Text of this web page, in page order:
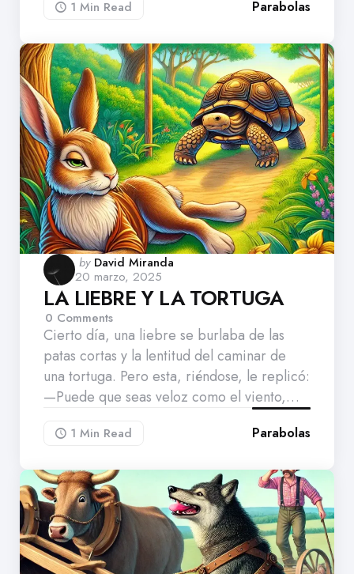
1 Min Read Parabolas
Posted
by
by David Miranda
20 marzo, 2025
LA LIEBRE Y LA TORTUGA
0 Comments
Cierto día, una liebre se burlaba de las
patas cortas y la lentitud del caminar de
una tortuga. Pero esta, riéndose, le replicó:
—Puede que seas veloz como el viento,…
1 Min Read Parabolas